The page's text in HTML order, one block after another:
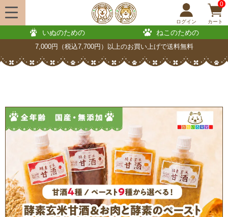
ログイン
0
カート
いぬのための ねこのための
7,000円（税込7,700円）以上のお買い上げで送料無料